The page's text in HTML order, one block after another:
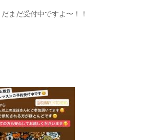
まだ受付中ですよ〜！！